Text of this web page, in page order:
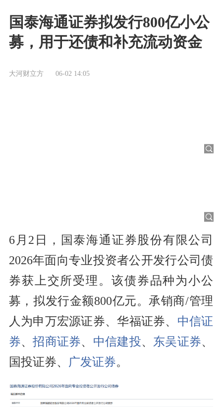
国泰海通证券拟发行800亿小公
募，用于还债和补充流动资金
大河财立方 06-02 14:05
6月2日，国泰海通证券股份有限公司
2026年面向专业投资者公开发行公司债
券获上交所受理。该债券品种为小公
募，拟发行金额800亿元。承销商/管理
人为申万宏源证券、华福证券、 中信证
券、招商证券、 中信建投、 东吴证券、
国投证券、 广发证券。